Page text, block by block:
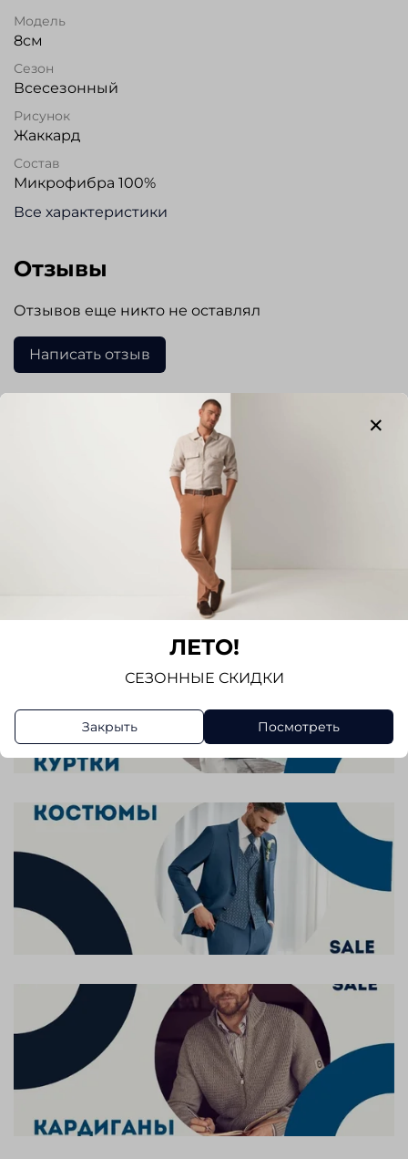
Модель
8см
Сезон
Всесезонный
Рисунок
Жаккард
Состав
Микрофибра 100%
Все характеристики
Отзывы
Отзывов еще никто не оставлял
Написать отзыв
ЛЕТО!
СЕЗОННЫЕ СКИДКИ
Закрыть Посмотреть